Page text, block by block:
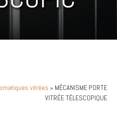
vitrées » MÉCANISME PORTE
VITRÉE TÉLESCOPIQUE